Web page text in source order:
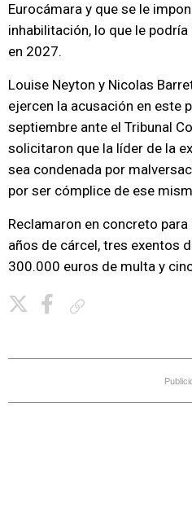
Eurocámara y que se le
inhabilitación, lo que le
en 2027.
Louise Neyton y Nicolas
ejercen la acusación en este
septiembre ante el Tribunal
solicitaron que la líder de la
sea condenada por
por ser cómplice de ese
Reclamaron en concreto
años de cárcel, tres exentos
300.000 euros de multa y